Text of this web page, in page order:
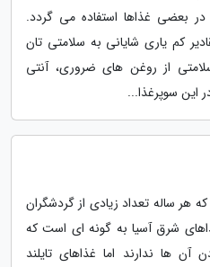
بعضی غذاها استفاده می گردد.
کم یاری شایانی به سلامتی تان
از روغن های ضروری، آنتی
این سوپرغذا...
هر ساله تعداد زیادی از گردشگران
شرق آسیا به گونه ای است که
آن ها ندارند اما غذاهای تایلند